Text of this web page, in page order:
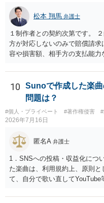
松本 翔馬 弁護士
１制作者との契約次第です。
方が対応しないのみで賠償請
容や損害額、相手方の支払能
求する場合もありますが、認
細な検討が必要です。遅延損
う。 ６弁護士に窓口を一本化
10
Sunoで作成した楽
問題は？
#個人・プライベート #著作権侵害
2026年7月16日
匿名A 弁護士
1．SNSへの投稿・収益化につ
た楽曲は、利用規約上、原則
て、自分で歌い直して
確認してください。 2．メロデ